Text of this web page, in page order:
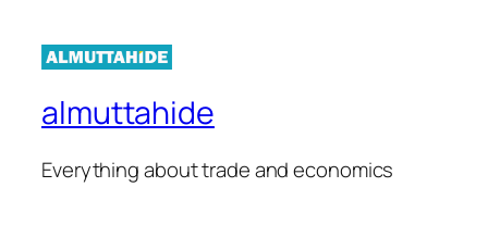
almuttahide
Everything about trade and economics